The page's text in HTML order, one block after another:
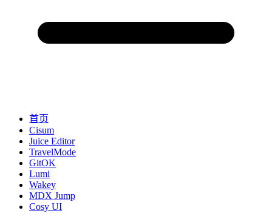
首页
Cisum
Juice Editor
TravelMode
GitOK
Lumi
Wakey
MDX Jump
Cosy UI